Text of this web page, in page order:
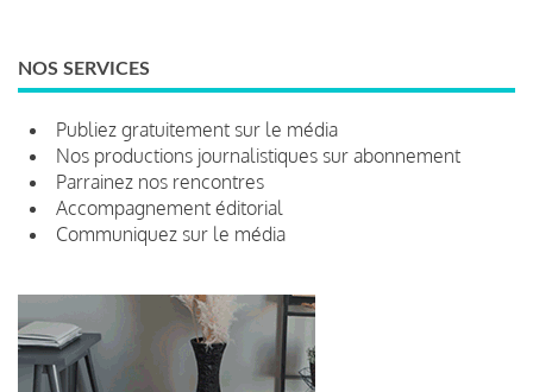
NOS SERVICES
Publiez gratuitement sur le média
Nos productions journalistiques sur abonnement
Parrainez nos rencontres
Accompagnement éditorial
Communiquez sur le média